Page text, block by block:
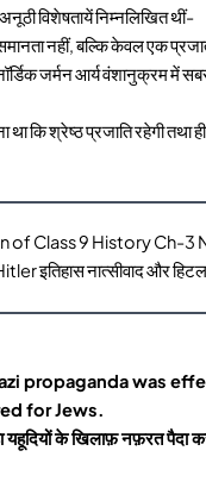
अनूठी विशेषतायें निम्नलिखित थीं-
नहीं, बल्कि केवल एक
जर्मन आर्य वंशानुक्रम में
था कि श्रेष्ठ प्रजाति रहेगी तथा
of Class 9 History Ch-3
इतिहास नात्सीवाद और
propaganda was
for Jews.
यहूदियों के खिलाफ़ नफ़रत पैदा